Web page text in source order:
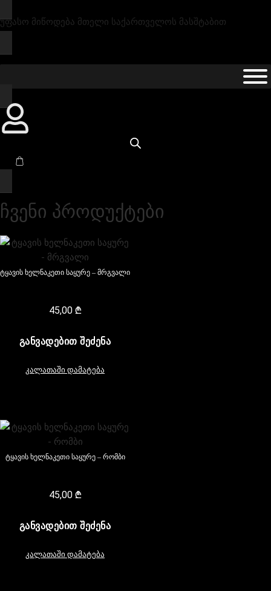
უფასო მიწოდება მთელი საქართველოს მასშტაბით
ჩვენი პროდუქტები
ტყავის ხელნაკეთი საყურე – მრგვალი
45,00 ₾
ᲒᲐᲜᲕᲐᲓᲔᲑᲘᲗ ᲨᲔᲫᲔᲜᲐ
კალათაში დამატება
ტყავის ხელნაკეთი საყურე – რომბი
45,00 ₾
ᲒᲐᲜᲕᲐᲓᲔᲑᲘᲗ ᲨᲔᲫᲔᲜᲐ
კალათაში დამატება